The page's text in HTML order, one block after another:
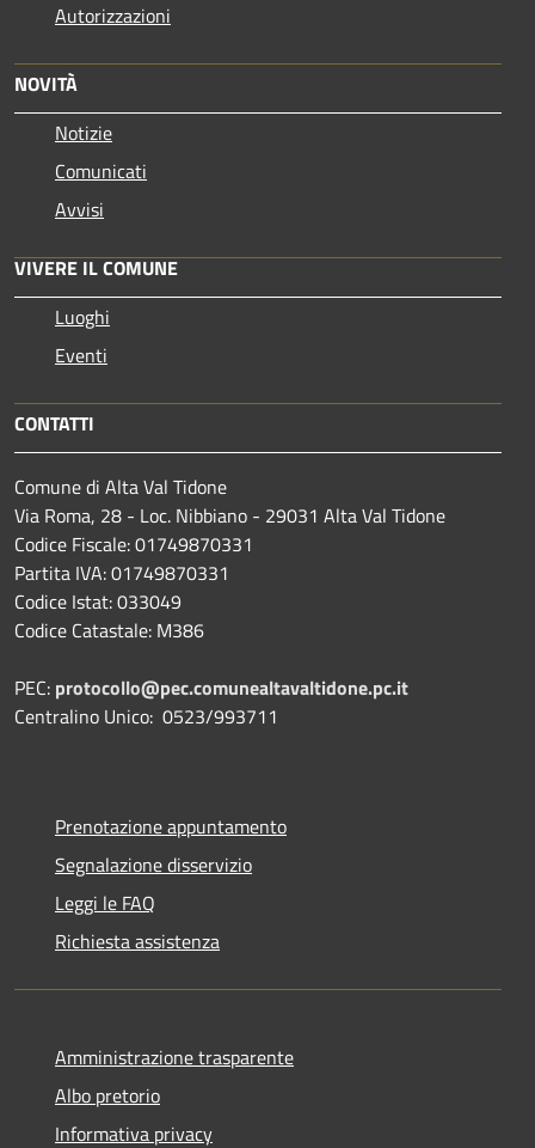
Autorizzazioni
NOVITÀ
Notizie
Comunicati
Avvisi
VIVERE IL COMUNE
Luoghi
Eventi
CONTATTI
Comune di Alta Val Tidone
Via Roma, 28 - Loc. Nibbiano - 29031 Alta Val Tidone
Codice Fiscale: 01749870331
Partita IVA: 01749870331
Codice Istat: 033049
Codice Catastale: M386
PEC: protocollo@pec.comunealtavaltidone.pc.it
Centralino Unico: 0523/993711
Prenotazione appuntamento
Segnalazione disservizio
Leggi le FAQ
Richiesta assistenza
Amministrazione trasparente
Albo pretorio
Informativa privacy